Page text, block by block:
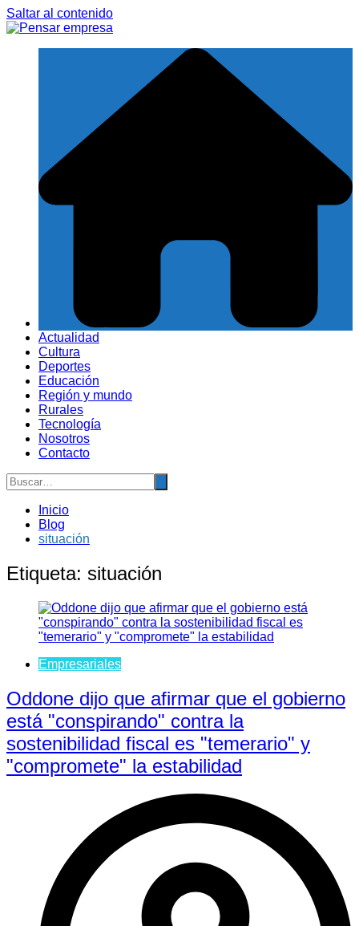
Saltar al contenido
Actualidad
Cultura
Deportes
Educación
Región y mundo
Rurales
Tecnología
Nosotros
Contacto
Inicio
Blog
situación
Etiqueta: situación
Empresariales
Oddone dijo que afirmar que el gobierno
está "conspirando" contra la
sostenibilidad fiscal es "temerario" y
"compromete" la estabilidad